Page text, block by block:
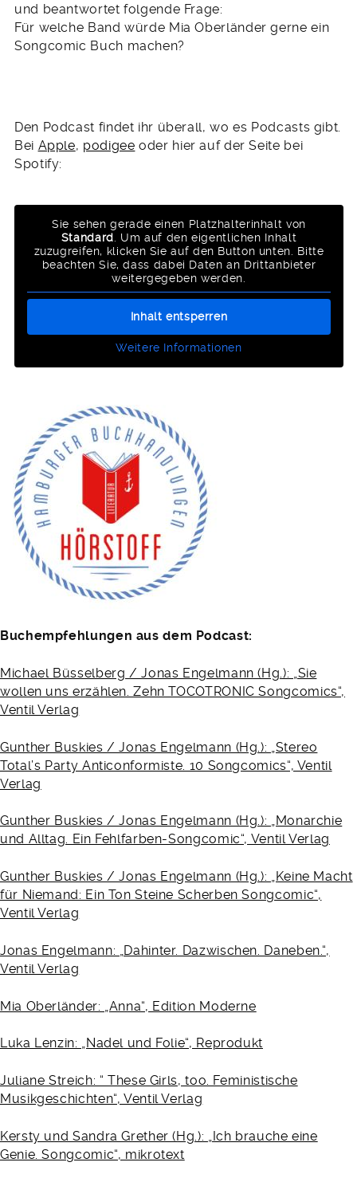
und beantwortet folgende Frage:
Für welche Band würde Mia Oberländer gerne ein
Songcomic Buch machen?
Den Podcast findet ihr überall, wo es Podcasts gibt.
Bei Apple, podigee oder hier auf der Seite bei
Spotify:
Sie sehen gerade einen Platzhalterinhalt von
Standard . Um auf den eigentlichen Inhalt
zuzugreifen, klicken Sie auf den Button unten. Bitte
beachten Sie, dass dabei Daten an Drittanbieter
weitergegeben werden.
Inhalt entsperren
Weitere Informationen
Buchempfehlungen aus dem Podcast:
Michael Büsselberg / Jonas Engelmann (Hg.): „Sie
wollen uns erzählen. Zehn TOCOTRONIC Songcomics“,
Ventil Verlag
Gunther Buskies / Jonas Engelmann (Hg.): „Stereo
Total’s Party Anticonformiste. 10 Songcomics“, Ventil
Verlag
Gunther Buskies / Jonas Engelmann (Hg.): „Monarchie
und Alltag. Ein Fehlfarben-Songcomic“, Ventil Verlag
Gunther Buskies / Jonas Engelmann (Hg.): „Keine Macht
für Niemand: Ein Ton Steine Scherben Songcomic“,
Ventil Verlag
Jonas Engelmann: „Dahinter. Dazwischen. Daneben.“,
Ventil Verlag
Mia Oberländer: „Anna“, Edition Moderne
Luka Lenzin: „Nadel und Folie“, Reprodukt
Juliane Streich: “ These Girls, too. Feministische
Musikgeschichten“, Ventil Verlag
Kersty und Sandra Grether (Hg.): „Ich brauche eine
Genie. Songcomic“, mikrotext